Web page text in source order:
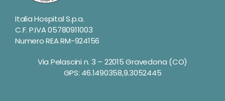
Italia Hospital S.p.a.
C.F. P.IVA 05780911003
Numero REA RM-924156
Via Pelascini n. 3 – 22015 Gravedona (CO)
GPS: 46.1490358,9.3052445